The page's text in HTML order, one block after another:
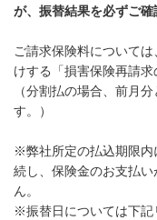
が、振替結果を必ずご確
ご請求保険料について
けする「損害保険再請求
（分割払の場合、前月
す。）
※弊社所定の払込期限内
続し、保険金のお支払
ん。
※振替日については下記